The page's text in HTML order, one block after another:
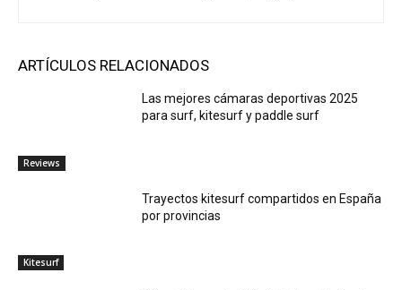
ARTÍCULOS RELACIONADOS
Reviews
Las mejores cámaras deportivas 2025
para surf, kitesurf y paddle surf
Kitesurf
Trayectos kitesurf compartidos en España
por provincias